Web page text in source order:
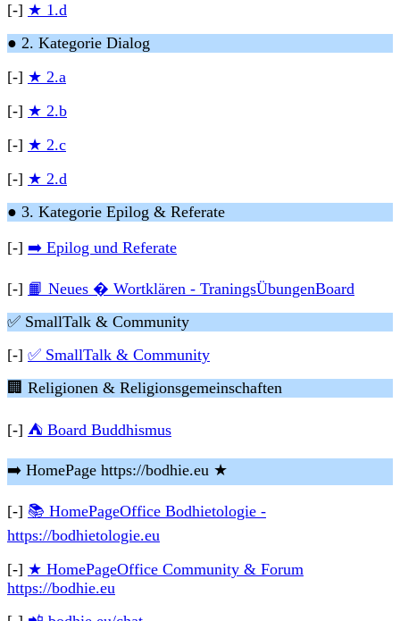
[-] ★ 1.d
● 2. Kategorie Dialog
[-] ★ 2.a
[-] ★ 2.b
[-] ★ 2.c
[-] ★ 2.d
● 3. Kategorie Epilog & Referate
[-] ➡️ Epilog und Referate
[-] 📙 Neues � Wortklären - TraningsÜbungenBoard
✅ SmallTalk & Community
[-] ✅ SmallTalk & Community
🏢 Religionen & Religionsgemeinschaften
[-] ⛺ Board Buddhismus
➡️ HomePage https://bodhie.eu ★
[-] 📚 HomePageOffice Bodhietologie -
https://bodhietologie.eu
[-] ★ HomePageOffice Community & Forum
https://bodhie.eu